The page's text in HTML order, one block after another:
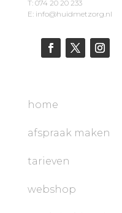
T: 074 20 20 233
E: info@huidmetzorg.nl
home
afspraak maken
tarieven
webshop